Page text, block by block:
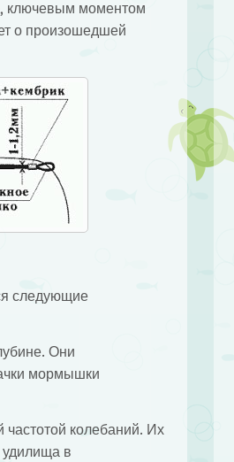
ключевым моментом
о произошедшей
следующие
Они
мормышки
колебаний. Их
удилища в